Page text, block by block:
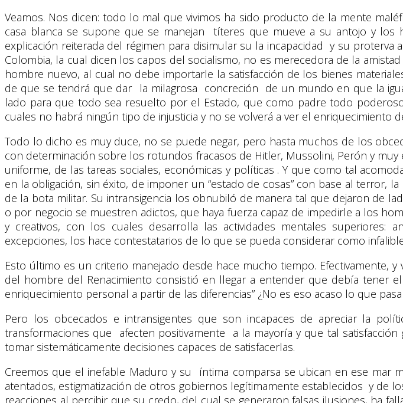
Veamos. Nos dicen: todo lo mal que vivimos ha sido producto de la mente
casa blanca se supone que se manejan títeres que mueve a su antojo y los
explicación reiterada del régimen para disimular su la incapacidad y su proterva
Colombia, la cual dicen los capos del socialismo, no es merecedora de la
hombre nuevo, al cual no debe importarle la satisfacción de los bienes
de que se tendrá que dar la milagrosa concreción de un mundo en que la
lado para que todo sea resuelto por el Estado, que como padre todo
cuales no habrá ningún tipo de injusticia y no se volverá a ver el enriquecimiento
Todo lo dicho es muy duce, no se puede negar, pero hasta muchos de los
con determinación sobre los rotundos fracasos de Hitler, Mussolini, Perón y
uniforme, de las tareas sociales, económicas y políticas . Y que como tal
en la obligación, sin éxito, de imponer un “estado de cosas” con base al terror,
de la bota militar. Su intransigencia los obnubiló de manera tal que dejaron de
o por negocio se muestren adictos, que haya fuerza capaz de impedirle a los
y creativos, con los cuales desarrolla las actividades mentales superiores:
excepciones, los hace contestatarios de lo que se pueda considerar como
Esto último es un criterio manejado desde hace mucho tiempo. Efectivamente,
del hombre del Renacimiento consistió en llegar a entender que debía tener
enriquecimiento personal a partir de las diferencias” ¿No es eso acaso lo que
Pero los obcecados e intransigentes que son incapaces de apreciar la
transformaciones que afecten positivamente a la mayoría y que tal
tomar sistemáticamente decisiones capaces de satisfacerlas.
Creemos que el inefable Maduro y su íntima comparsa se ubican en ese mar
atentados, estigmatización de otros gobiernos legítimamente establecidos y de
reacciones al percibir que su credo, del cual se generaron falsas ilusiones, ha